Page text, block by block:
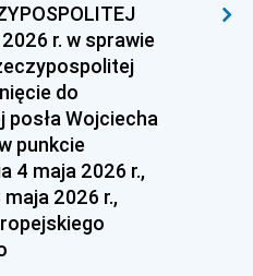
r. w sprawie
do
Wojciecha
punkcie
4 maja 2026 r.,
2026 r.,